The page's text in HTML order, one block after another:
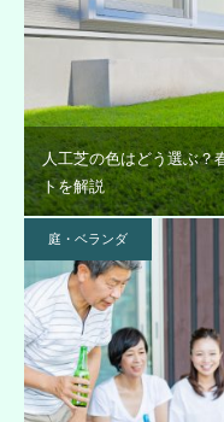
人工芝の色はどう選ぶ？
トを解説
庭・ベランダ